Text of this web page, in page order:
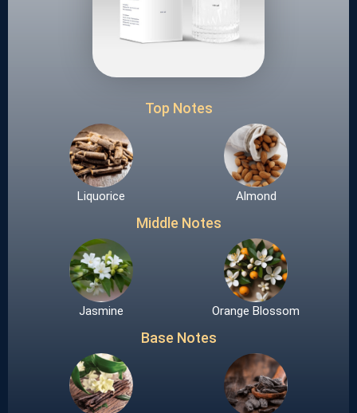
Top Notes
Liquorice Almond
Middle Notes
Jasmine Orange Blossom
Base Notes